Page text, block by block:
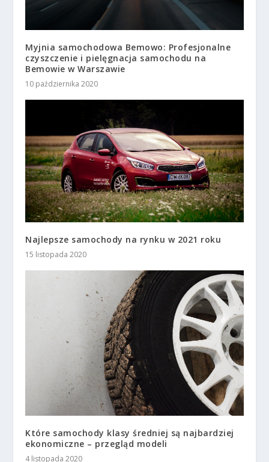
Myjnia samochodowa Bemowo: Profesjonalne
czyszczenie i pielęgnacja samochodu na
Bemowie w Warszawie
10 października 2020
Najlepsze samochody na rynku w 2021 roku
15 listopada 2020
Które samochody klasy średniej są najbardziej
ekonomiczne – przegląd modeli
4 listopada 2020